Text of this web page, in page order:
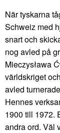
När tyskarna
Schweiz med
snart och
nog avled på
Mieczysława
världskriget
avled
Hennes
1900 till 1972.
andra ord. Väl